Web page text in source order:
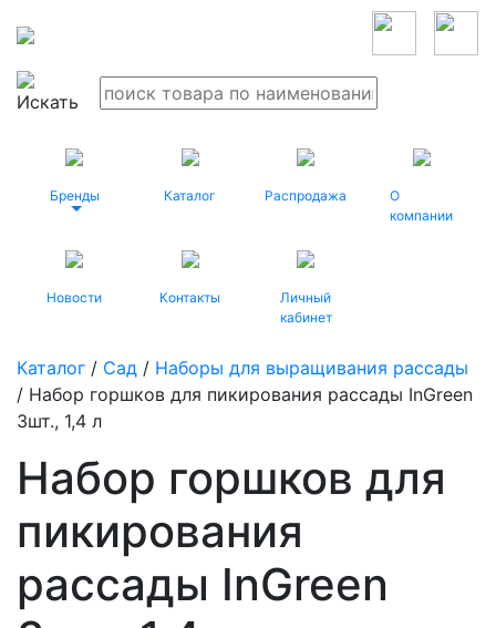
Бренды Каталог Распродажа
О
компании
Новости Контакты
Личный
кабинет
Каталог / Сад / Наборы для выращивания рассады
/ Набор горшков для пикирования рассады InGreen
3шт., 1,4 л
Набор горшков для
пикирования
рассады InGreen